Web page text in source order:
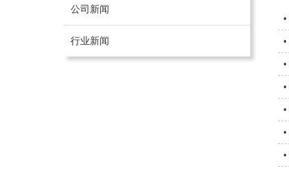
公司新闻
行业新闻
•
•
•
•
•
•
•